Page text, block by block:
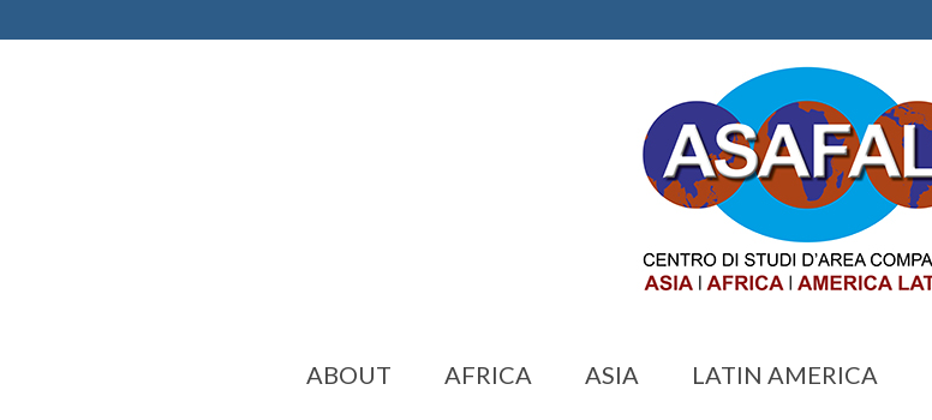
ABOUT AFRICA ASIA LATIN AMERICA